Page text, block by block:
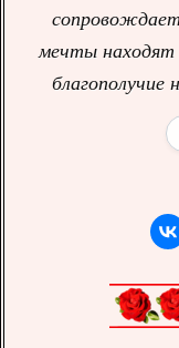
мечты находят